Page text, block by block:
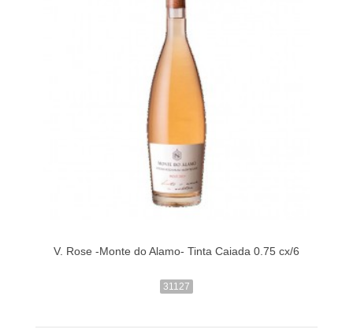
V. Rose -Monte do Alamo- Tinta Caiada 0.75 cx/6
31127